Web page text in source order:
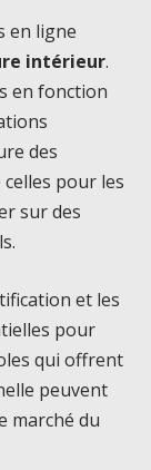
en ligne
intérieur.
en fonction
des
pour les
sur des
et les
pour
qui offrent
peuvent
marché du